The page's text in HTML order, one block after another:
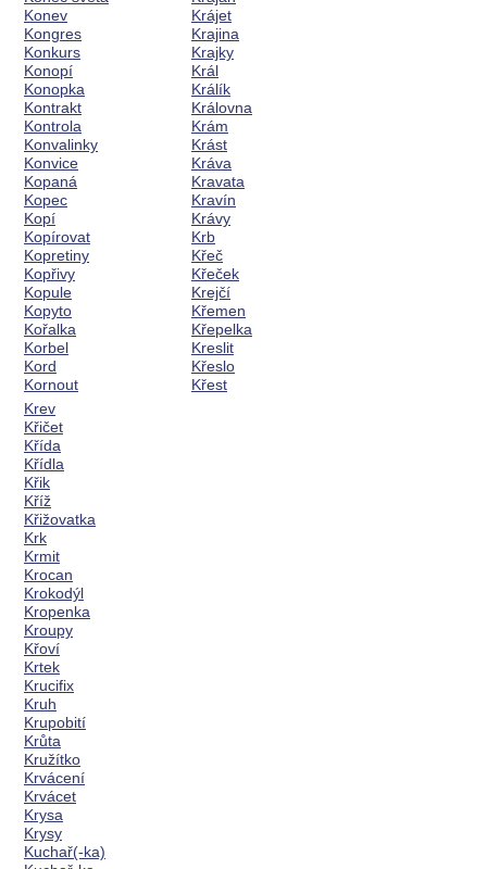
Konev
Kongres
Konkurs
Konopí
Konopka
Kontrakt
Kontrola
Konvalinky
Konvice
Kopaná
Kopec
Kopí
Kopírovat
Kopretiny
Kopřivy
Kopule
Kopyto
Kořalka
Korbel
Kord
Kornout
Krájet
Krajina
Krajky
Král
Králík
Královna
Krám
Krást
Kráva
Kravata
Kravín
Krávy
Krb
Křeč
Křeček
Krejčí
Křemen
Křepelka
Kreslit
Křeslo
Křest
Krev
Křičet
Křída
Křídla
Křik
Kříž
Křižovatka
Krk
Krmit
Krocan
Krokodýl
Kropenka
Kroupy
Křoví
Krtek
Krucifix
Kruh
Krupobití
Krůta
Kružítko
Krvácení
Krvácet
Krysa
Krysy
Kuchař(-ka)